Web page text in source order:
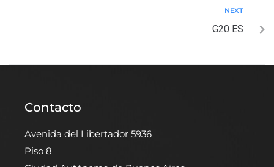
NEXT
G20 ES
Contacto
Avenida del Libertador 5936
Piso 8